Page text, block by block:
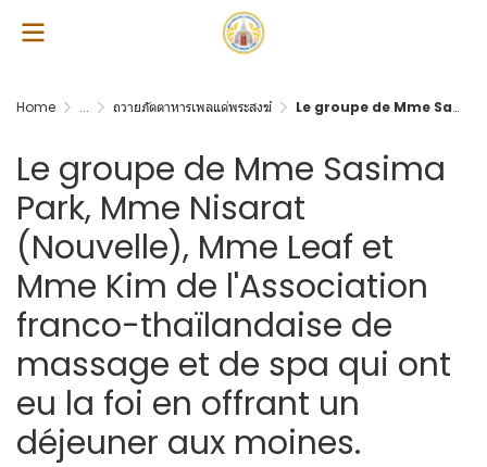
Home ... ถวายภัตตาหารเพลแด่พระสงฆ์ Le groupe de Mme Sasima Park, Mme Nisarat (Nouvelle), Mme Leaf et Mme Kim de l'Association franco-thaïlandaise de massage et de spa qui ont eu la foi en offrant un déjeuner aux moines.
Le groupe de Mme Sasima
Park, Mme Nisarat
(Nouvelle), Mme Leaf et
Mme Kim de l'Association
franco-thaïlandaise de
massage et de spa qui ont
eu la foi en offrant un
déjeuner aux moines.